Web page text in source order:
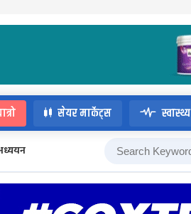
सेयर मार्केट्स स्वास्थ्य